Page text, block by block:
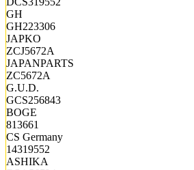
GH
GH223306
JAPKO
ZCJ5672A
JAPANPARTS
ZC5672A
G.U.D.
GCS256843
BOGE
813661
CS Germany
14319552
ASHIKA